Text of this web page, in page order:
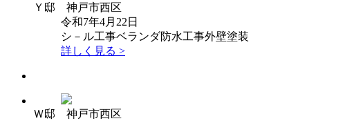
Ｙ邸 神戸市西区
令和7年4月22日
シ－ル工事ベランダ防水工事外壁塗装
詳しく見る >
Ｗ邸 神戸市西区